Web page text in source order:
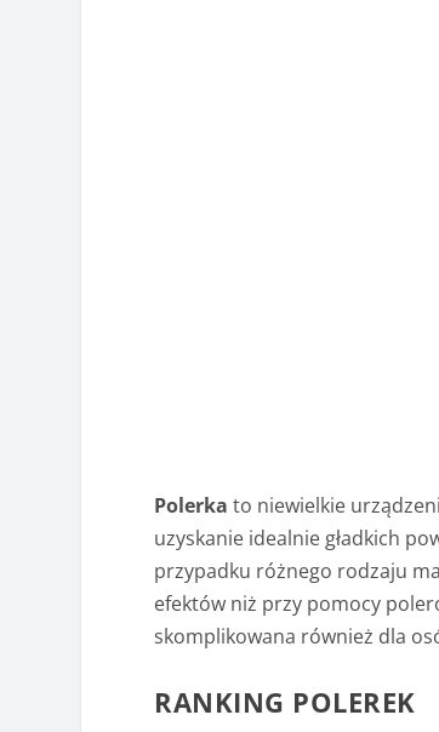
Polerka to niewielkie
uzyskanie idealnie gładkich
przypadku różnego rodzaju
efektów niż przy pomocy
skomplikowana również dla
RANKING POLEREK